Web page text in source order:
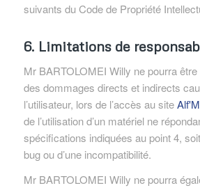
suivants du Code de Propriété
6. Limitations de
Mr BARTOLOMEI Willy ne pourra
des dommages directs et indirects
l’utilisateur, lors de l’accès au site
de l’utilisation d’un matériel ne
spécifications indiquées au point 4, soit
bug ou d’une incompatibilité.
Mr BARTOLOMEI Willy ne pourra